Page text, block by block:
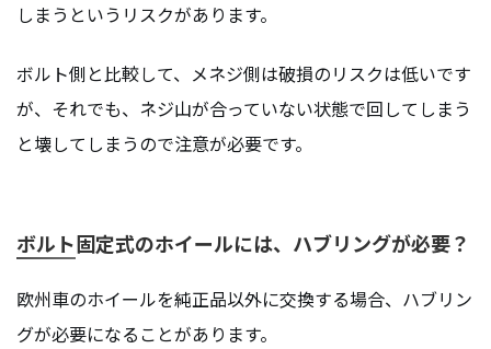
しまうというリスクがあります。
ボルト側と比較して、メネジ側は破損のリスクは低いです
が、それでも、ネジ山が合っていない状態で回してしまう
と壊してしまうので注意が必要です。
ボルト固定式のホイールには、ハブリングが必要？
欧州車のホイールを純正品以外に交換する場合、ハブリン
グが必要になることがあります。